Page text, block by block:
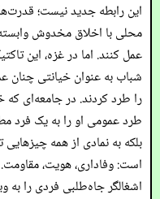
این رابطه جدید نیست؛
محلی با اخلاق مخدوش
عمل کنند. اما در غزه، این
شباب به عنوان خیانتی چنان
را طرد کردند. در جامعه‌ای
طرد عمومی او را به یک فرد
بلکه به نمادی از همه
است: وفاداری، هویت،
اشغالگر جاه‌طلبی فردی را به